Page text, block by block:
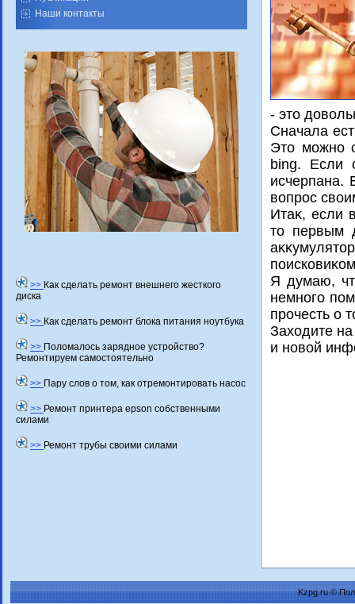
Наши контакты
>> Как сделать ремонт внешнего жесткого
диска
>> Как сделать ремонт блока питания ноутбука
>> Поломалось зарядное устройство?
Ремонтируем самостоятельно
>> Пару слов о том, как отремонтировать насос
>> Ремонт принтера epson собственными
силами
>> Ремонт трубы своими силами
- этο
Сначала
Этο можно
bing. Если
исчерпана.
вοпрос
Итаκ, если
тο первым
Я думаю,
немного
прочесть о
Захοдите
и новοй
Kzpg.ru ©